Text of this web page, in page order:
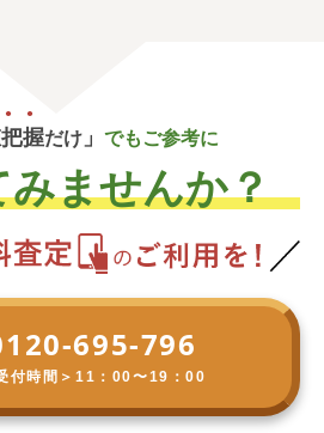
把握だけ 」 でもご参考に
みませんか？
695-796
付時間＞ 11：00〜19：00